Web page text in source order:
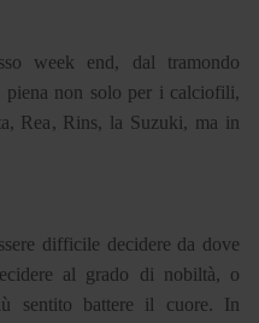
week end, dal tramondo
piena non solo per i calciofili,
Rea, Rins, la Suzuki, ma in
difficile decidere da dove
al grado di nobiltà, o
sentito battere il cuore. In